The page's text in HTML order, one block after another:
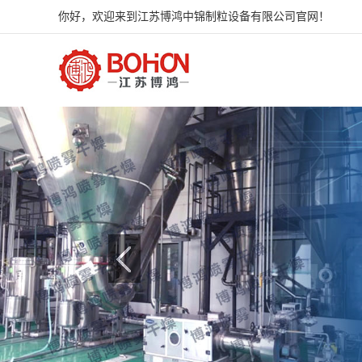
你好，欢迎来到江苏博鸿中锦制粒设备有限公司官网！